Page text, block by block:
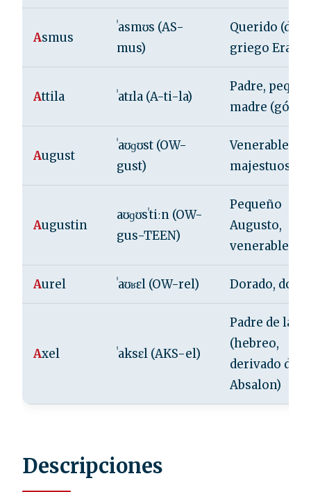
Asmus
ˈasmʊs (AS-
mus)
Querido (del
griego
Attila ˈatɪla (A-ti-la)
Padre,
madre
August
ˈaʊɡʊst (OW-
gust)
Venerable,
majestuoso
Augustin
aʊɡʊsˈtiːn (OW-
gus-TEEN)
Pequeño
Augusto,
venerable
Aurel ˈaʊʁɛl (OW-rel) Dorado,
Axel ˈaksɛl (AKS-el)
Padre de la
(hebreo,
derivado de
Absalon)
Descripciones